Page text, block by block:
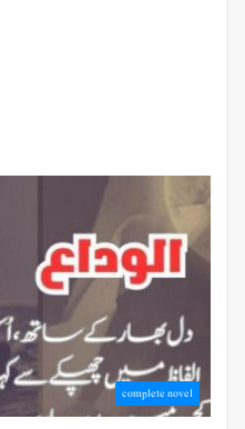
complete novel